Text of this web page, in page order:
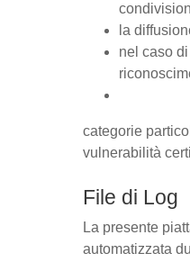
la
nel caso
categorie
vulnerabilità
File di Log
La presente
automatizzata